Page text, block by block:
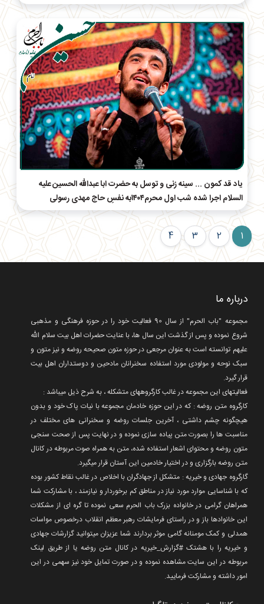
یاد قد کمون ... سینه زنی و توسل به حضرت ابا عبدالله الحسین علیه
السلام اجرا شده شب اول محرم۱۴۰۴به نفسِ حاج‌ مهدی رسولی
1
2
3
4
درباره ما
مجموعه "باب الحرم" از سال 90 فعالیت خود را در حوزه فرهنگی و مذهبی
شروع نموده و پس از گذشت این سال ها، با عنایت حضرات اهل بیت سلام الله
علیهم توانسته است به عنوان مرجعی در حوزه متون صحیحه روضه و نیز متون و
سبک نوحه و مولودی مورد استفاده سخنرانان مادحین و دوستداران اهل بیت
قرار گیرد.
فعالیتهای این مجموعه در غالب کارگروههای متشکله ، به شرح ذیل میباشد :
کارگروه متن روضه : که در این حوزه خادمان مجموعه با نیات پاک خود و بدون
هیچگونه چشم داشتی ، آخرین جلسات روضه و سخنرانی های مختلف در
مناسبت ها را بصورت متن پیاده سازی نموده و در نهایت پس از صحت سنجی
متون روضه و محتوای اشعار استفاده شده، متن به همراه صوت مربوطه در کانال
متن روضه بارگزاری و در اختیار خادمین این آستان قرار میگیرد.
گارگروه جهادی و خیریه : متشکل از جهادگران با اخلاص در غالب نقاط کشور بوده
که با شناسایی موارد مورد نیاز در مناطق کم برخوردار و نیازمند ، با مشارکت شما
همراهان گرامی در خانواده بزرک باب الحرم سعی نموده تا گره ای از مشکلات
این خانوادها باز و در راستای فرمایشات رهبر معظم انقلاب درخصوص مواسات
همدلی و کمک مومنانه گامی موثر بردارند شما عزیزان میتوانید گزارشات جهادی
و خیریه را با هشتک #گزارش_خیریه در کانال متن روضه یا از طریق لینک
مربوطه در این سایت مشاهده نموده و در صورت تمایل خود نیز سهمی در این
امور داشته و مشارکت فرمایید.